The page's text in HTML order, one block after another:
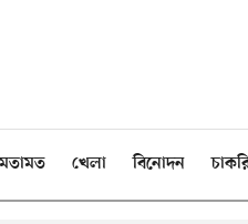
মতামত খেলা বিনোদন